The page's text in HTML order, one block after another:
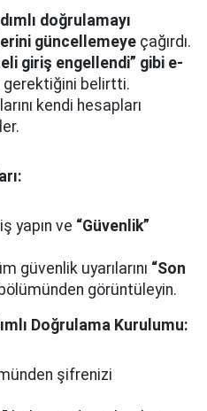
doğrulamayı
güncellemeye çağırdı.
giriş engellendi” gibi e-
gerektiğini belirtti.
kendi hesapları
yapın ve “Güvenlik”
güvenlik uyarılarını “Son
bölümünden görüntüleyin.
Doğrulama Kurulumu:
şifrenizi